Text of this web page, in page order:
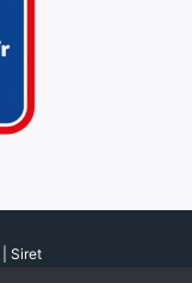
| Siret